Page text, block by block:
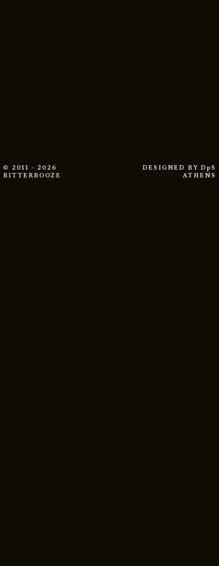
© 2011 - 2026
BITTERBOOZE
DESIGNED BY DpS
ATHENS